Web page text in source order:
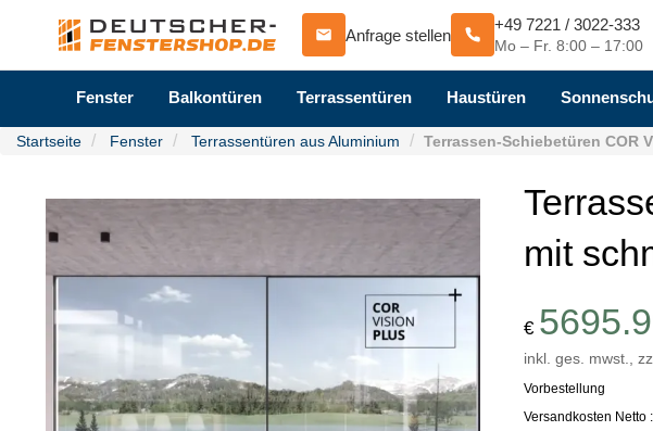
Anfrage stellen
+49 7221 / 3022-333
Mo – Fr. 8:00 – 17:00
Fenster Balkontüren Terrassentüren Haustüren
Startseite Fenster Terrassentüren aus Aluminium Terrassen-Schiebetüren COR
mit
€
inkl. ges. mwst.,
Vorbestellung
Versandkosten Netto